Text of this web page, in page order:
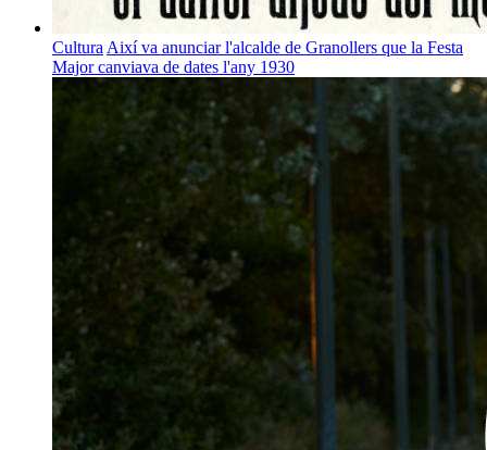
Cultura Així va anunciar l'alcalde de Granollers que la Festa
Major canviava de dates l'any 1930